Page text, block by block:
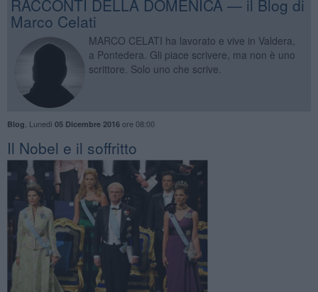
RACCONTI DELLA DOMENICA — il Blog di
Marco Celati
MARCO CELATI ha lavorato e vive in Valdera,
a Pontedera. Gli piace scrivere, ma non è uno
scrittore. Solo uno che scrive.
Blog Lunedì 05 Dicembre 2016ore 08:00
Il Nobel e il soffritto